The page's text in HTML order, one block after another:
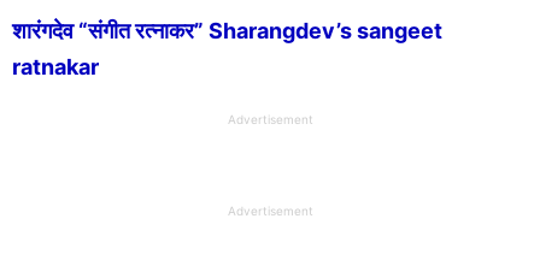
शारंगदेव “संगीत रत्नाकर” Sharangdev’s sangeet
ratnakar
Advertisement
Advertisement